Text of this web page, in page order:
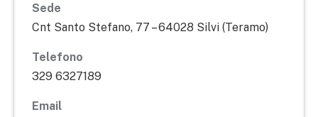
Sede
Cnt Santo Stefano, 77 – 64028 Silvi (Teramo)
Telefono
329 6327189
Email